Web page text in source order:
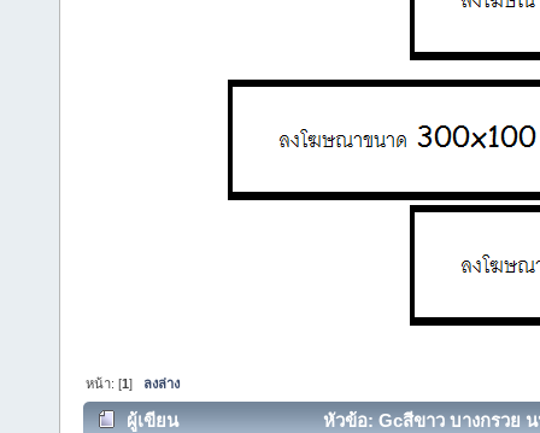
หน้า: [1] ลงล่าง
ผู้เขียน หัวข้อ: Gcสีขาว บางกรวย